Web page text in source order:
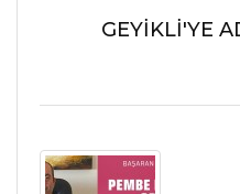
GEYİKLİ'YE